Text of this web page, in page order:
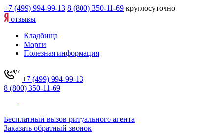
+7 (499) 994-99-13 8 (800) 350-11-69 круглосуточно
отзывы
Кладбища
Морги
Полезная информация
+7 (499) 994-99-13
8 (800) 350-11-69
Бесплатный вызов ритуального агента
Заказать обратный звонок